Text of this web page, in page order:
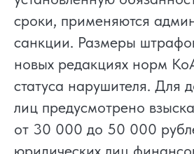
сроки, применяются
санкции. Размеры
новых редакциях норм
статуса нарушителя. Для
лиц предусмотрено
от 30 000 до 50 000